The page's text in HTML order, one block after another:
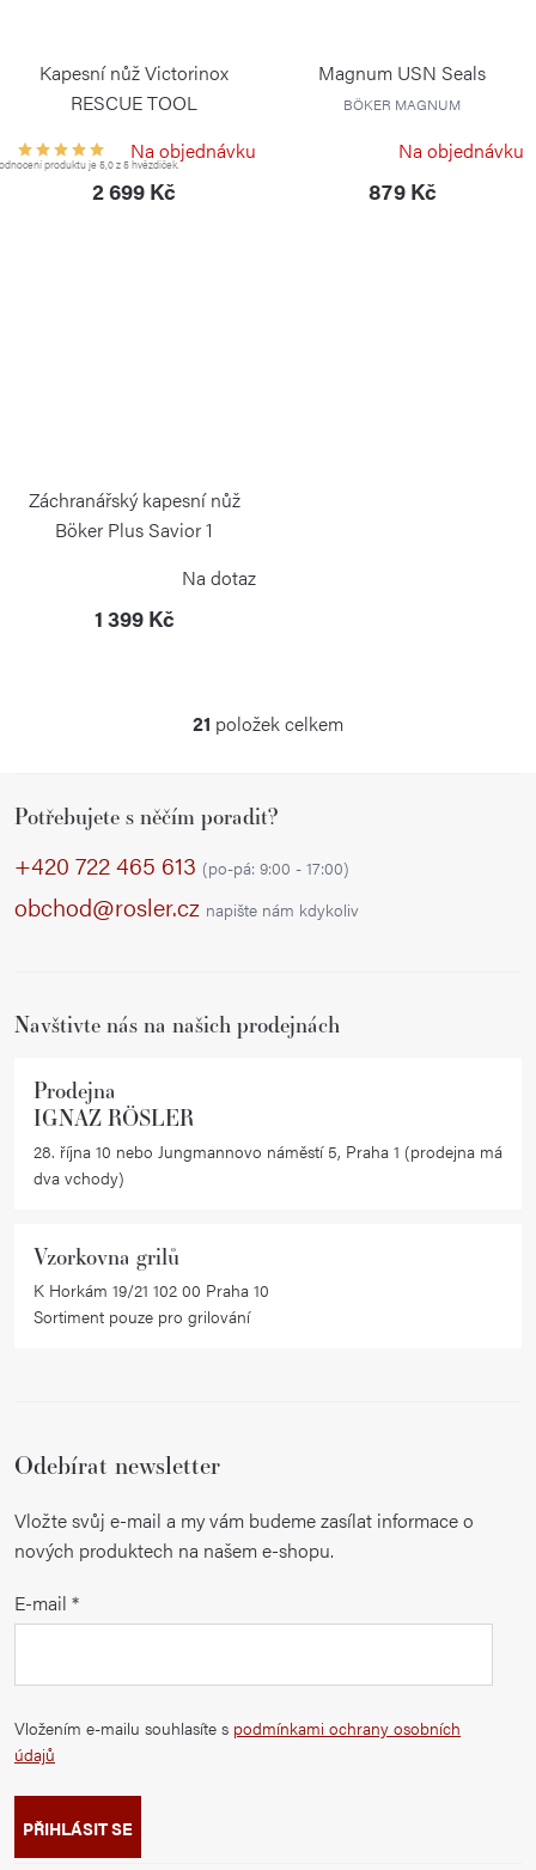
Kapesní nůž Victorinox
RESCUE TOOL
produktu je 5,0 z 5 hvězdiček.
Na objednávku
2 699 Kč
Magnum USN Seals
BÖKER MAGNUM
Na objednávku
879 Kč
Záchranářský kapesní nůž
Böker Plus Savior 1
Na dotaz
1 399 Kč
O
á
d
c
r
u
21 položek celkem
Potřebujete s něčím poradit?
+420 722 465 613 (po-pá: 9:00 - 17:00)
obchod@rosler.cz napište nám kdykoliv
Navštivte nás na našich prodejnách
Prodejna
IGNAZ RÖSLER
28. října 10 nebo Jungmannovo náměstí 5, Praha 1 (prodejna má
dva vchody)
Vzorkovna grilů
K Horkám 19/21 102 00 Praha 10
Sortiment pouze pro grilování
Odebírat newsletter
Vložte svůj e-mail a my vám budeme zasílat informace o
nových produktech na našem e-shopu.
E-mail
Vložením e-mailu souhlasíte s podmínkami ochrany osobních
údajů
PŘIHLÁSIT SE